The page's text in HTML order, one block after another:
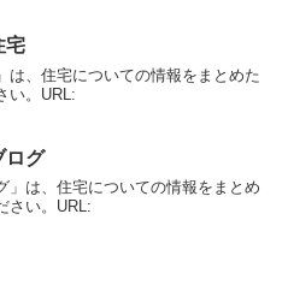
宅
は、住宅についての情報をまとめた
い。URL:
ログ
」は、住宅についての情報をまとめ
さい。URL: